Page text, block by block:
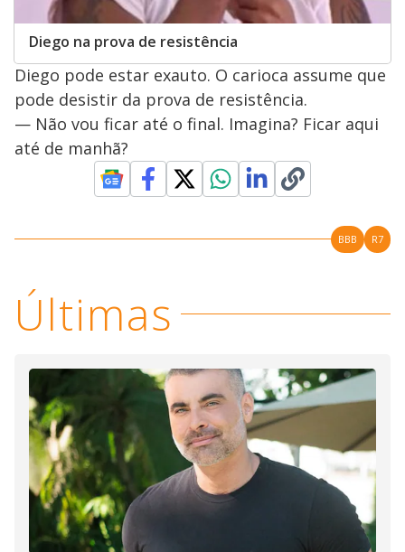
Diego na prova de resistência
Diego pode estar exauto. O carioca assume que
pode desistir da prova de resistência.
— Não vou ficar até o final. Imagina? Ficar aqui
até de manhã?
BBB R7
Últimas